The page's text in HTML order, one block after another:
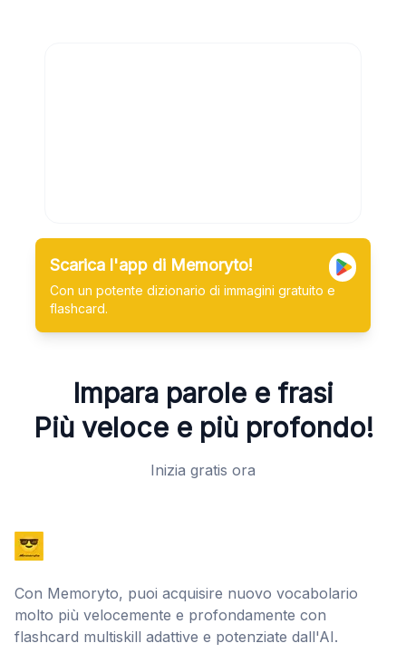
Scarica l'app di Memoryto!
Con un potente dizionario di immagini gratuito e
flashcard.
Impara parole e frasi
Più veloce e più profondo!
Inizia gratis ora
Con Memoryto, puoi acquisire nuovo vocabolario
molto più velocemente e profondamente con
flashcard multiskill adattive e potenziate dall'AI.